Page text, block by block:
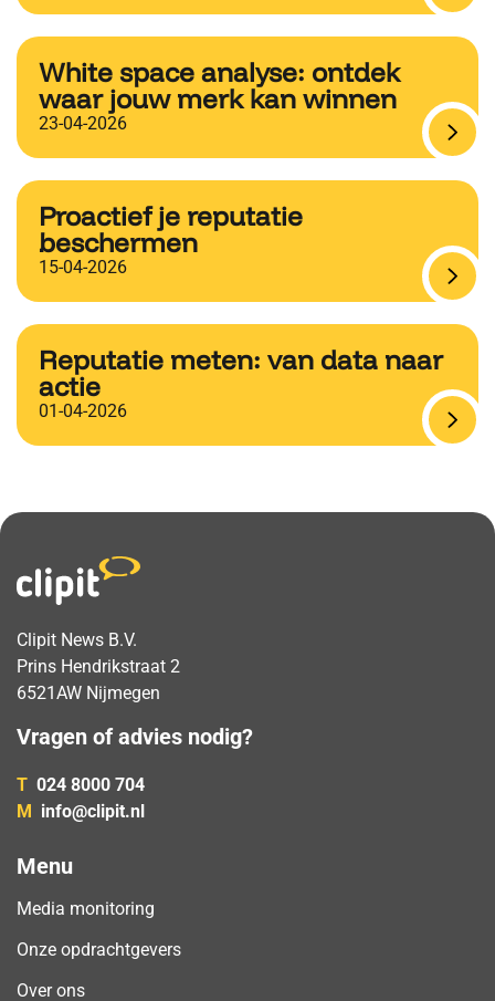
White space analyse: ontdek
waar jouw merk kan winnen
23-04-2026
Proactief je reputatie
beschermen
15-04-2026
Reputatie meten: van data naar
actie
01-04-2026
Clipit News B.V.
Prins Hendrikstraat 2
6521AW Nijmegen
Vragen of advies nodig?
T 024 8000 704
M info@clipit.nl
Menu
Media monitoring
Onze opdrachtgevers
Over ons